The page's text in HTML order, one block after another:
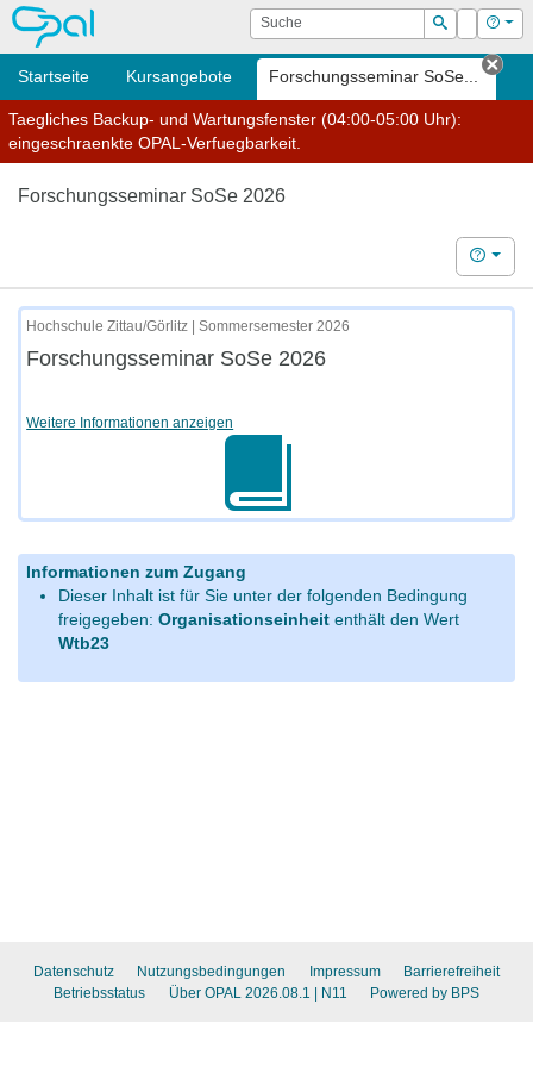
OPAL Suche
Suchen
Login Hilfe
Startseite Kursangebote Forschungsseminar SoSe...
Tab
Taegliches Backup- und Wartungsfenster (04:00-05:00 Uhr):
eingeschraenkte OPAL-Verfuegbarkeit.
Forschungsseminar SoSe 2026
Hilfe
Hochschule Zittau/Görlitz | Sommersemester 2026
Forschungsseminar SoSe 2026
Weitere Informationen anzeigen
Informationen zum Zugang
Dieser Inhalt ist für Sie unter der folgenden Bedingung
freigegeben: Organisationseinheitenthält den Wert
Wtb23
Datenschutz Nutzungsbedingungen Impressum
Barrierefreiheit
Betriebsstatus
Über OPAL 2026.08.1 | N11 Powered by BPS